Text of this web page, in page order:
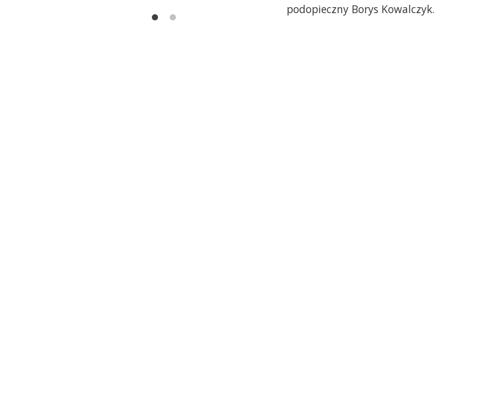
podopieczny Borys Kowalczyk.